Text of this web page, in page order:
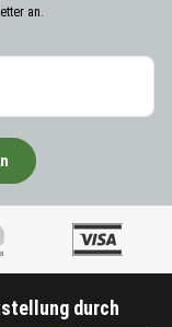
an.
durch